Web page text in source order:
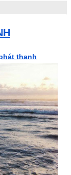
thanh